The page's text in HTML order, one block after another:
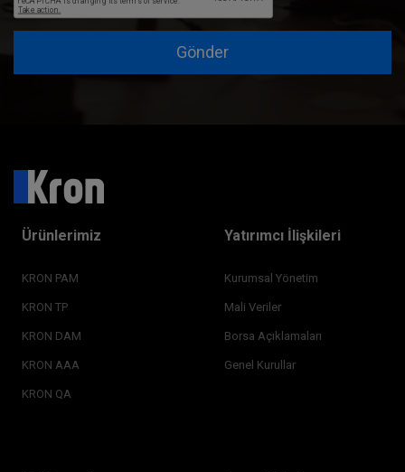
Gönder
Ürünlerimiz
KRON PAM
KRON TP
KRON DAM
KRON AAA
KRON QA
Yatırımcı İlişkileri
Kurumsal Yönetim
Mali Veriler
Borsa Açıklamaları
Genel Kurullar